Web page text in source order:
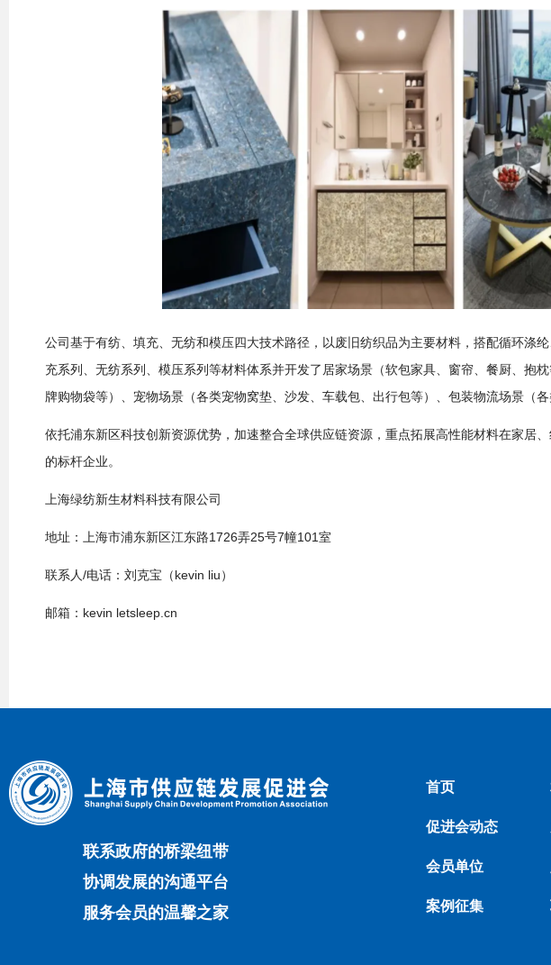
公司基于有纺、填充、无纺和模压四大技术路径，以废旧纺织品为主要材料，搭配循环涤
充系列、无纺系列、模压系列等材料体系并开发了居家场景（软包家具、窗帘、餐厨、抱
牌购物袋等）、宠物场景（各类宠物窝垫、沙发、车载包、出行包等）、包装物流场景（
依托浦东新区科技创新资源优势，加速整合全球供应链资源，重点拓展高性能材料在家居
的标杆企业。
上海绿纺新生材料科技有限公司
地址：上海市浦东新区江东路1726弄25号7幢101室
联系人/电话：刘克宝（kevin liu）
邮箱：kevin letsleep.cn
联系政府的桥梁纽带
协调发展的沟通平台
服务会员的温馨之家
首页
促进会动态
会员单位
案例征集